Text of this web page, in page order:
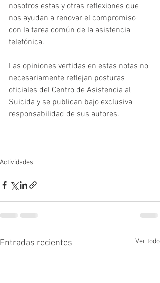
nosotros estas y otras reflexiones que
nos ayudan a renovar el compromiso
con la tarea común de la asistencia
telefónica.
Las opiniones vertidas en estas notas no
necesariamente reflejan posturas
oficiales del Centro de Asistencia al
Suicida y se publican bajo exclusiva
responsabilidad de sus autores.
Actividades
Entradas recientes Ver todo